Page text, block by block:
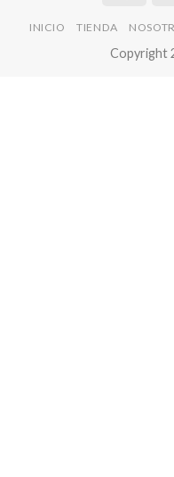
INICIO TIENDA
Copyright